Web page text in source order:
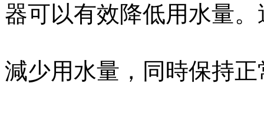
器可以有效降低用水量
減少用水量，同時保持正